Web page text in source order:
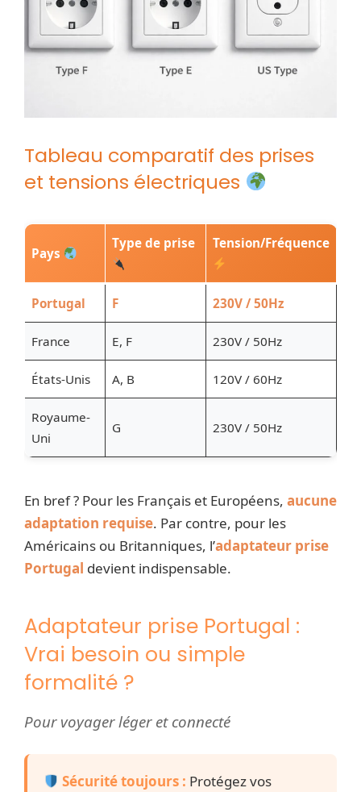
Tableau comparatif des prises
et tensions électriques
Pays
Type de prise Tension/Fréquence
Portugal F 230V / 50Hz
France E, F 230V / 50Hz
États-Unis A, B 120V / 60Hz
Royaume-
Uni
G 230V / 50Hz
En bref ? Pour les Français et Européens, aucune
adaptation requise. Par contre, pour les
Américains ou Britanniques, l’adaptateur prise
Portugal devient indispensable.
Adaptateur prise Portugal :
Vrai besoin ou simple
formalité ?
Pour voyager léger et connecté
Sécurité toujours : Protégez vos